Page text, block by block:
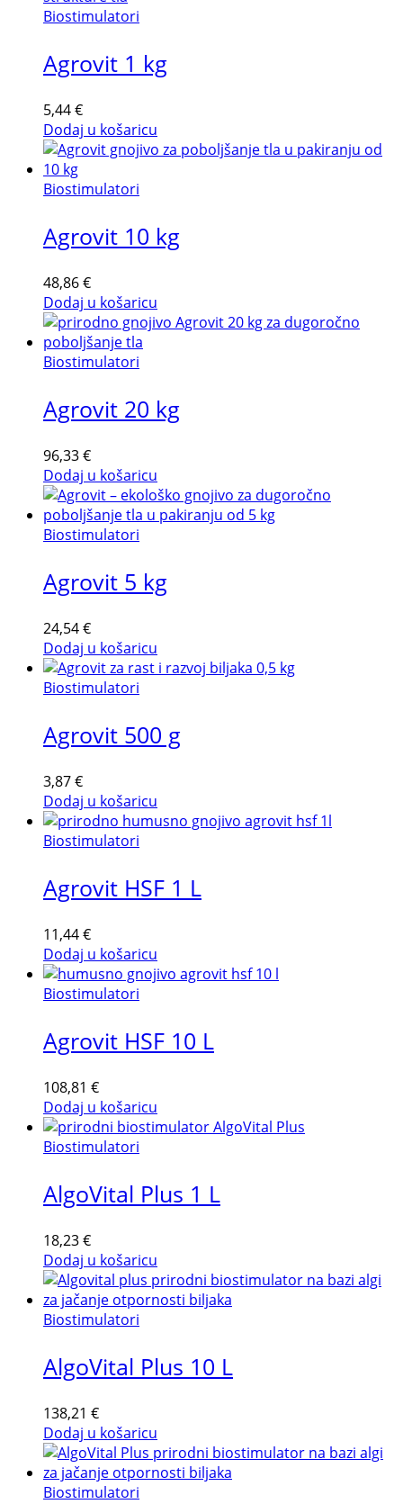
Biostimulatori
Agrovit 1 kg
5,44€
Dodaj u košaricu
Biostimulatori
Agrovit 10 kg
48,86€
Dodaj u košaricu
Biostimulatori
Agrovit 20 kg
96,33€
Dodaj u košaricu
Biostimulatori
Agrovit 5 kg
24,54€
Dodaj u košaricu
Biostimulatori
Agrovit 500 g
3,87€
Dodaj u košaricu
Biostimulatori
Agrovit HSF 1 L
11,44€
Dodaj u košaricu
Biostimulatori
Agrovit HSF 10 L
108,81 €
Dodaj u košaricu
Biostimulatori
AlgoVital Plus 1 L
18,23€
Dodaj u košaricu
Biostimulatori
AlgoVital Plus 10 L
138,21 €
Dodaj u košaricu
Biostimulatori